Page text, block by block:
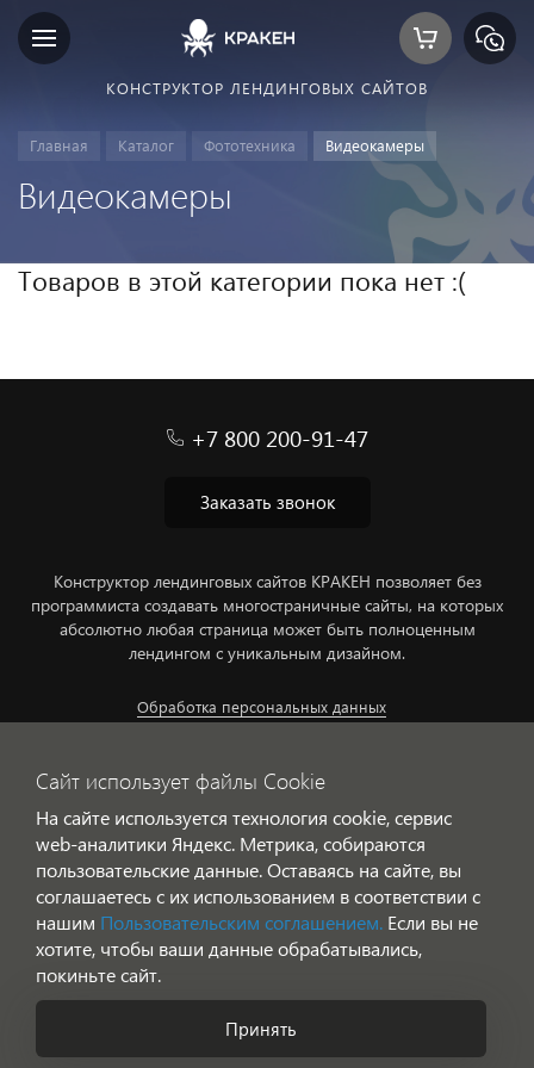
КОНСТРУКТОР ЛЕНДИНГОВЫХ САЙТОВ
Главная Каталог Фототехника Видеокамеры
Видеокамеры
Товаров в этой категории пока нет :(
+7 800 200-91-47
Заказать звонок
Конструктор лендинговых сайтов КРАКЕН позволяет без
программиста создавать многостраничные сайты, на которых
абсолютно любая страница может быть полноценным
лендингом с уникальным дизайном.
Обработка персональных данных
web@concept360.ru
© Готовое решение для 1С-Битрикс
Сайтом повелевает
Сайт использует файлы Cookie
На сайте используется технология cookie, сервис
web-аналитики Яндекс. Метрика, собираются
пользовательские данные. Оставаясь на сайте, вы
соглашаетесь с их использованием в соответствии с
нашим Пользовательским соглашением. Если вы не
хотите, чтобы ваши данные обрабатывались,
покиньте сайт.
Принять